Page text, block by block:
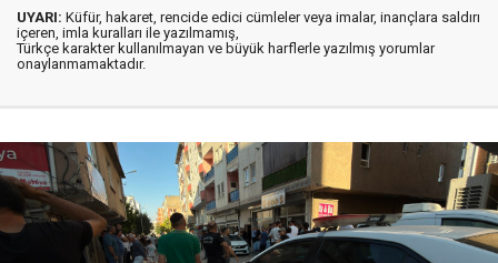
UYARI: Küfür, hakaret, rencide edici cümleler veya imalar, inançlara saldırı
içeren, imla kuralları ile yazılmamış,
Türkçe karakter kullanılmayan ve büyük harflerle yazılmış yorumlar
onaylanmamaktadır.